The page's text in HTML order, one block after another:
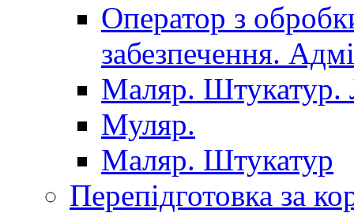
Оператор з
забезпечення.
Маляр. Штукатур.
Муляр.
Маляр. Штукатур
Перепідготовка за